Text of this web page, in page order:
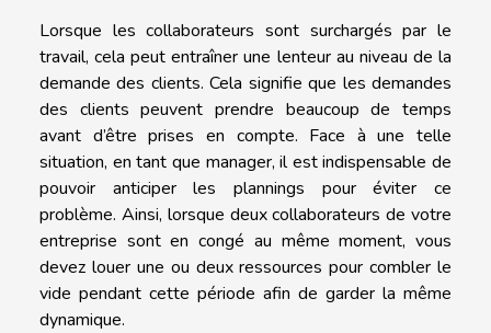
Lorsque les collaborateurs sont surchargés par le
travail, cela peut entraîner une lenteur au niveau de la
demande des clients. Cela signifie que les demandes
des clients peuvent prendre beaucoup de temps
avant d’être prises en compte. Face à une telle
situation, en tant que manager, il est indispensable de
pouvoir anticiper les plannings pour éviter ce
problème. Ainsi, lorsque deux collaborateurs de votre
entreprise sont en congé au même moment, vous
devez louer une ou deux ressources pour combler le
vide pendant cette période afin de garder la même
dynamique.